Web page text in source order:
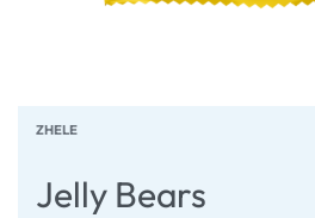
ZHELE
Jelly Bears